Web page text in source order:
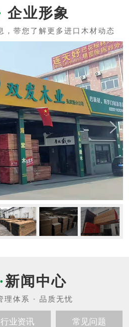
企业形象
新闻中心
行业资讯 常见问题